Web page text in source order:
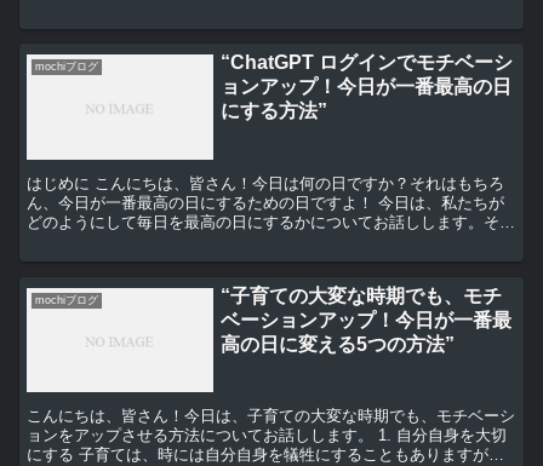
mochiブログ
“ChatGPT ログインでモチベーシ
ョンアップ！今日が一番最高の日
にする方法”
はじめに こんにちは、皆さん！今日は何の日ですか？それはもちろ
ん、今日が一番最高の日にするための日ですよ！ 今日は、私たちが
どのようにして毎日を最高の日にするかについてお話しします。その
mochiブログ
“子育ての大変な時期でも、モチ
ベーションアップ！今日が一番最
高の日に変える5つの方法”
こんにちは、皆さん！今日は、子育ての大変な時期でも、モチベーシ
ョンをアップさせる方法についてお話しします。 1. 自分自身を大切
にする 子育ては、時には自分自身を犠牲にすることもありますが、